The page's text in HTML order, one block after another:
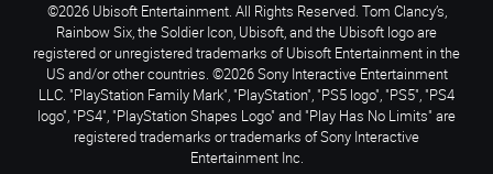
©2026 Ubisoft Entertainment. All Rights Reserved. Tom Clancy’s,
Rainbow Six, the Soldier Icon, Ubisoft, and the Ubisoft logo are
registered or unregistered trademarks of Ubisoft Entertainment in the
US and/or other countries. ©2026 Sony Interactive Entertainment
LLC. "PlayStation Family Mark", "PlayStation", "PS5 logo", "PS5", "PS4
logo", "PS4", "PlayStation Shapes Logo" and "Play Has No Limits" are
registered trademarks or trademarks of Sony Interactive
Entertainment Inc.